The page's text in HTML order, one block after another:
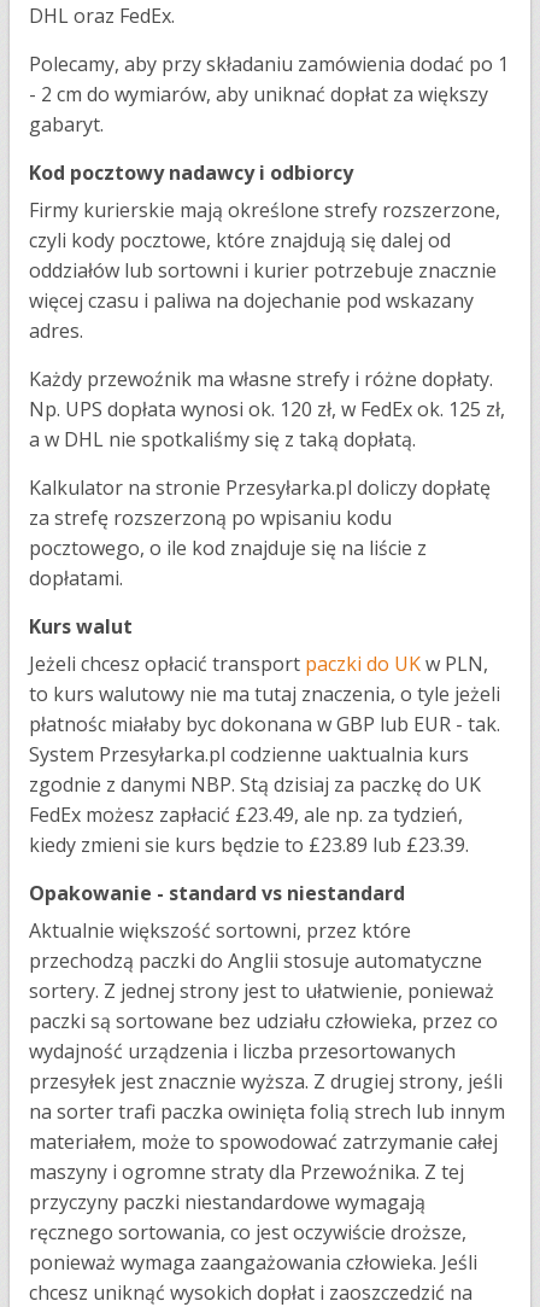
DHL oraz FedEx.
Polecamy, aby przy składaniu zamówienia dodać po 1
- 2 cm do wymiarów, aby uniknać dopłat za większy
gabaryt.
Kod pocztowy nadawcy i odbiorcy
Firmy kurierskie mają określone strefy rozszerzone,
czyli kody pocztowe, które znajdują się dalej od
oddziałów lub sortowni i kurier potrzebuje znacznie
więcej czasu i paliwa na dojechanie pod wskazany
adres.
Każdy przewoźnik ma własne strefy i różne dopłaty.
Np. UPS dopłata wynosi ok. 120 zł, w FedEx ok. 125 zł,
a w DHL nie spotkaliśmy się z taką dopłatą.
Kalkulator na stronie Przesyłarka.pl doliczy dopłatę
za strefę rozszerzoną po wpisaniu kodu
pocztowego, o ile kod znajduje się na liście z
dopłatami.
Kurs walut
Jeżeli chcesz opłacić transport paczki do UKw PLN,
to kurs walutowy nie ma tutaj znaczenia, o tyle jeżeli
płatnośc miałaby byc dokonana w GBP lub EUR - tak.
System Przesyłarka.pl codzienne uaktualnia kurs
zgodnie z danymi NBP. Stą dzisiaj za paczkę do UK
FedEx możesz zapłacić £23.49, ale np. za tydzień,
kiedy zmieni sie kurs będzie to £23.89 lub £23.39.
Opakowanie - standard vs niestandard
Aktualnie większość sortowni, przez które
przechodzą paczki do Anglii stosuje automatyczne
sortery. Z jednej strony jest to ułatwienie, ponieważ
paczki są sortowane bez udziału człowieka, przez co
wydajność urządzenia i liczba przesortowanych
przesyłek jest znacznie wyższa. Z drugiej strony, jeśli
na sorter trafi paczka owinięta folią strech lub innym
materiałem, może to spowodować zatrzymanie całej
maszyny i ogromne straty dla Przewoźnika. Z tej
przyczyny paczki niestandardowe wymagają
ręcznego sortowania, co jest oczywiście droższe,
ponieważ wymaga zaangażowania człowieka. Jeśli
chcesz uniknąć wysokich dopłat i zaoszczedzić na